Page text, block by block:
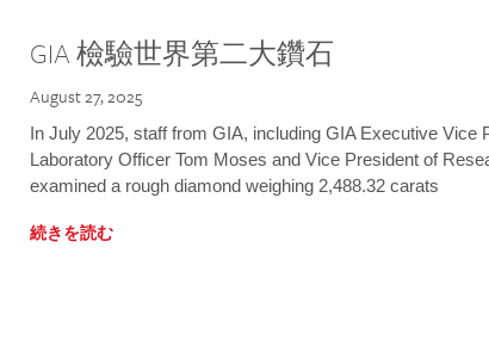
GIA 檢驗世界第二大鑽石
August 27, 2025
In July 2025, staff from GIA, including GIA Executive Vice
Laboratory Officer Tom Moses and Vice President of
examined a rough diamond weighing 2,488.32 carats
続きを読む